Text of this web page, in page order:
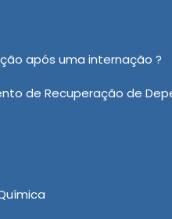
após uma internação ?
de Recuperação de
Psiquiátrica de
de ser a principal
profissionais
Quimicos em Jarinu?